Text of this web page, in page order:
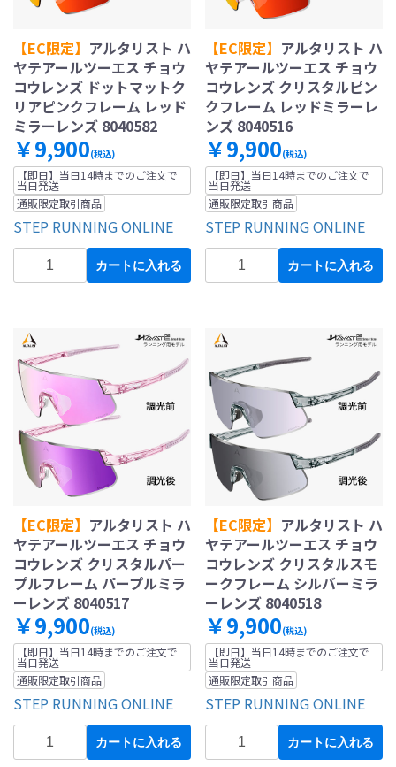
【EC限定】 アルタリスト ハ
ヤテアールツーエス チョウ
コウレンズ ドットマットク
リアピンクフレーム レッド
ミラーレンズ 8040582
￥9,900(税込)
【即日】当日14時までのご注文で
当日発送
通販限定取引商品
STEP RUNNING ONLINE
カートに入れる
【EC限定】 アルタリスト ハ
ヤテアールツーエス チョウ
コウレンズ クリスタルピン
クフレーム レッドミラーレ
ンズ 8040516
￥9,900(税込)
【即日】当日14時までのご注文で
当日発送
通販限定取引商品
STEP RUNNING ONLINE
カートに入れる
【EC限定】 アルタリスト ハ
ヤテアールツーエス チョウ
コウレンズ クリスタルパー
プルフレーム パープルミラ
ーレンズ 8040517
￥9,900(税込)
【即日】当日14時までのご注文で
当日発送
通販限定取引商品
STEP RUNNING ONLINE
カートに入れる
【EC限定】 アルタリスト ハ
ヤテアールツーエス チョウ
コウレンズ クリスタルスモ
ークフレーム シルバーミラ
ーレンズ 8040518
￥9,900(税込)
【即日】当日14時までのご注文で
当日発送
通販限定取引商品
STEP RUNNING ONLINE
カートに入れる